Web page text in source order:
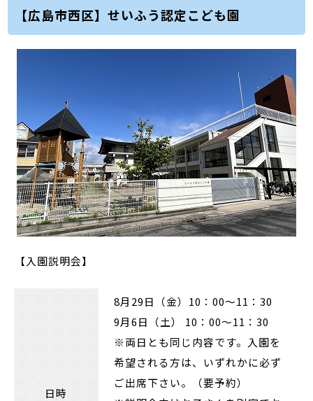
【広島市西区】せいふう認定こども園
【入園説明会】
日時
8月29日（金）10：00～11：30
9月6日（土） 10：00～11：30
※両日とも同じ内容です。入園を
希望される方は、いずれかに必ず
ご出席下さい。（要予約）